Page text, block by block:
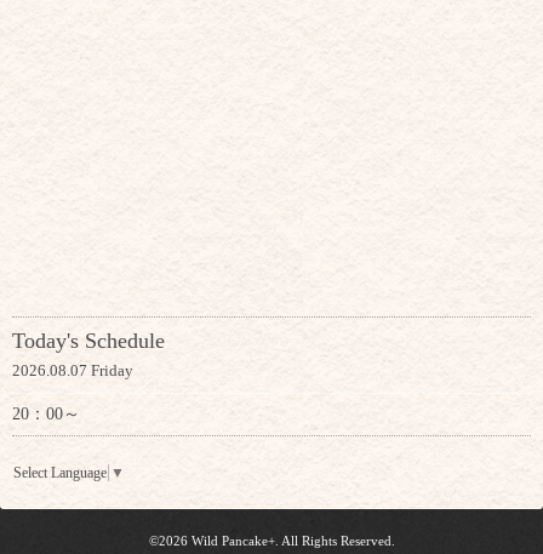
Today's Schedule
2026.08.07 Friday
20：00～
Select Language ▼
©2026 Wild Pancake+. All Rights Reserved.